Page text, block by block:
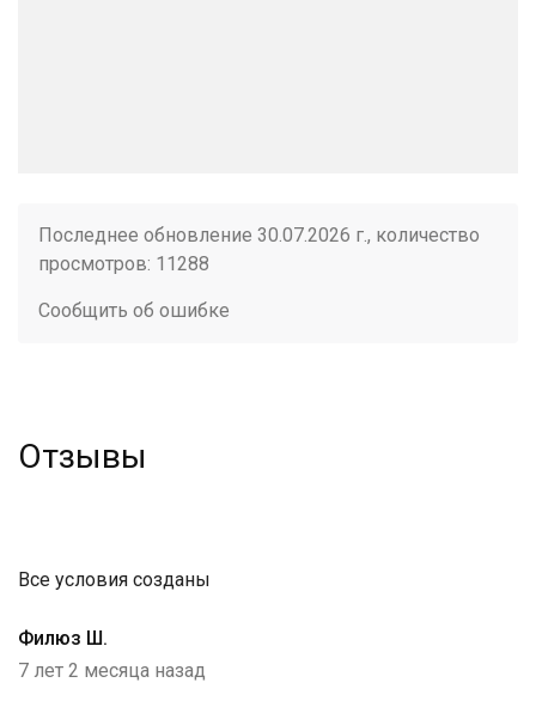
Последнее обновление 30.07.2026 г., количество
просмотров: 11288
Сообщить об ошибке
Отзывы
Все условия созданы
Филюз Ш.
7 лет 2 месяца назад